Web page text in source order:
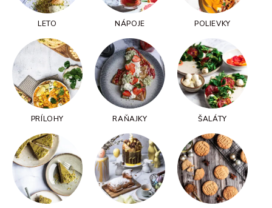
LETO NÁPOJE POLIEVKY
PRÍLOHY RAŇAJKY ŠALÁTY